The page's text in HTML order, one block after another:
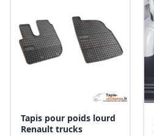
Tapis pour poids lourd
Renault trucks